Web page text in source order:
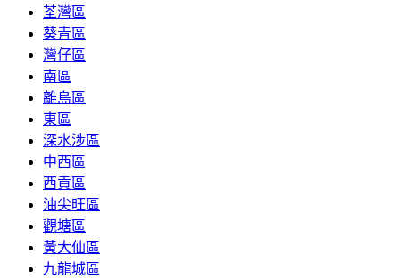
荃灣區
葵青區
灣仔區
南區
離島區
東區
深水涉區
中西區
西貢區
油尖旺區
觀塘區
黃大仙區
九龍城區